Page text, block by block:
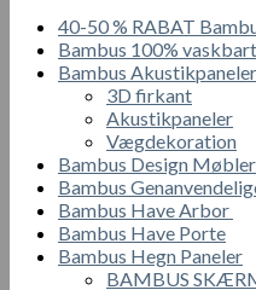
40-50 % RABAT
Bambus 100%
Bambus
3D firkant
Akustikpaneler
Vægdekoration
Bambus Design Møbler
Bambus
Bambus Have Arbor
Bambus Have Porte
Bambus Hegn Paneler
BAMBUS